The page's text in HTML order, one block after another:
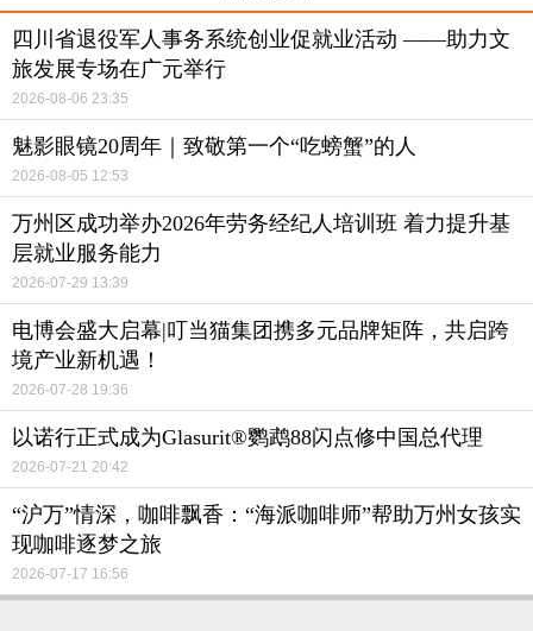
四川省退役军人事务系统创业促就业活动 ——助力文
旅发展专场在广元举行
2026-08-06 23:35
魅影眼镜20周年｜致敬第一个“吃螃蟹”的人
2026-08-05 12:53
万州区成功举办2026年劳务经纪人培训班 着力提升基
层就业服务能力
2026-07-29 13:39
电博会盛大启幕|叮当猫集团携多元品牌矩阵，共启跨
境产业新机遇！
2026-07-28 19:36
以诺行正式成为Glasurit®鹦鹉88闪点修中国总代理
2026-07-21 20:42
“沪万”情深，咖啡飘香：“海派咖啡师”帮助万州女孩实
现咖啡逐梦之旅
2026-07-17 16:56